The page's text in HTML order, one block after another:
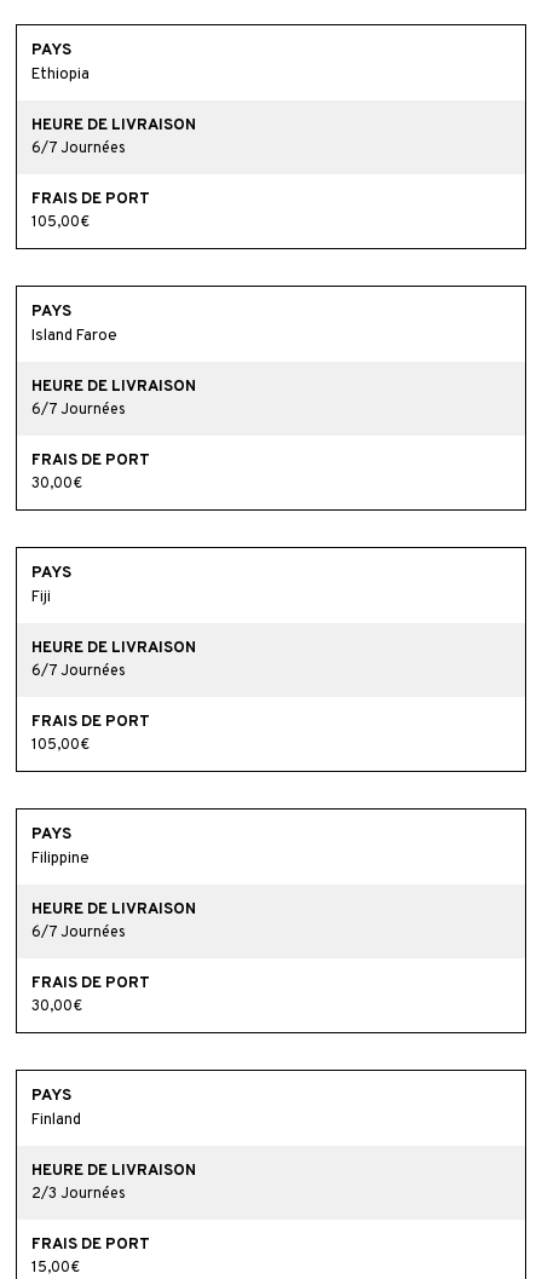
Ethiopia
6/7 Journées
105,00€
Island Faroe
6/7 Journées
30,00€
Fiji
6/7 Journées
105,00€
Filippine
6/7 Journées
30,00€
Finland
2/3 Journées
15,00€